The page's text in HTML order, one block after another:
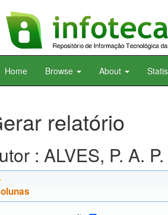
Home Browse About
relatório
: ALVES, P. A.